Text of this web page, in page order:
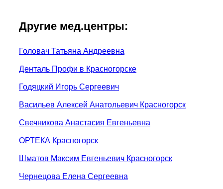
Другие мед.центры:
Головач Татьяна Андреевна
Денталь Профи в Красногорске
Годяцкий Игорь Сергеевич
Васильев Алексей Анатольевич Красногорск
Свечникова Анастасия Евгеньевна
ОРТЕКА Красногорск
Шматов Максим Евгеньевич Красногорск
Чернецова Елена Сергеевна